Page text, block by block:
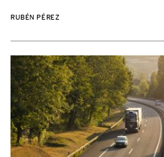
RUBÉN PÉREZ